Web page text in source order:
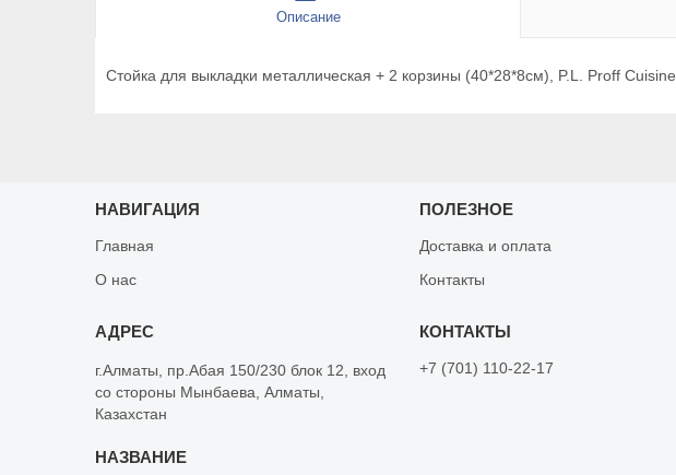
Описание
Стойка для выкладки металлическая + 2 корзины (40*28*8см), P.L. Proff Cuisine
НАВИГАЦИЯ
Главная
О нас
ПОЛЕЗНОЕ
Доставка и оплата
Контакты
г.Алматы, пр.Абая 150/230 блок 12, вход
со стороны Мынбаева, Алматы,
Казахстан
+7 (701) 110-22-17